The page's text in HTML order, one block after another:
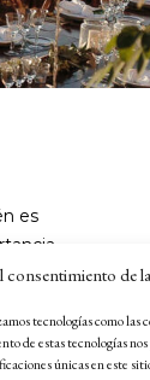
consentimiento de
tecnologías como las
de estas tecnologías
únicas en este
es